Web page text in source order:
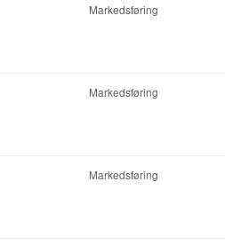
Markedsføring
Markedsføring
Markedsføring